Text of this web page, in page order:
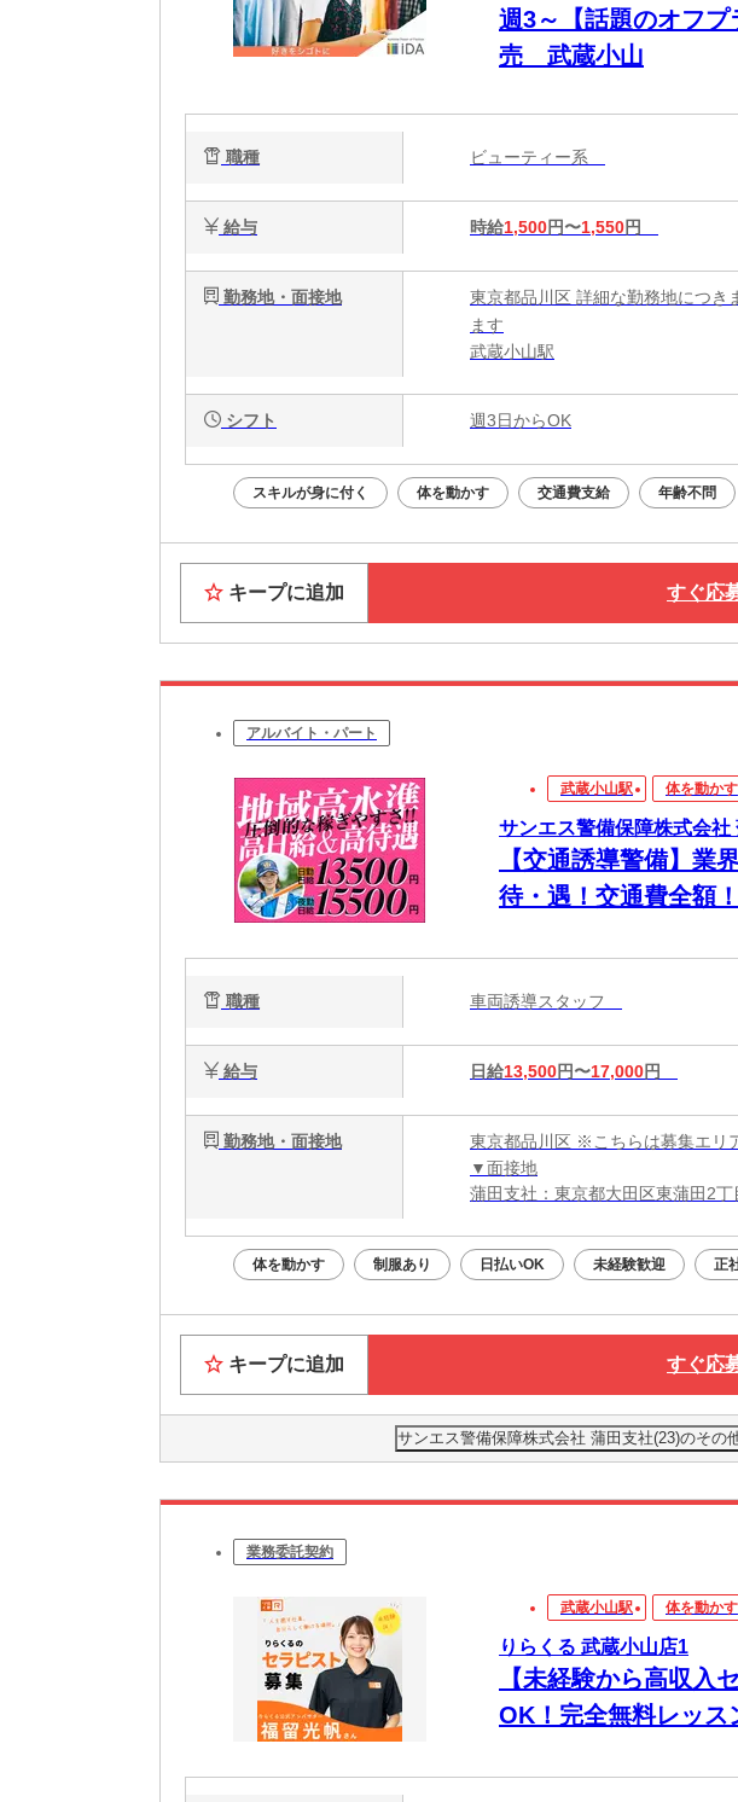
週3～【話題のオフ
売 武蔵小山
職種 ビューティー系
給与 時給1,500円〜1,550円
勤務地・面接地
東京都品川区 詳細な勤務地につき
ます
武蔵小山駅
シフト 週3日からOK
スキルが身に付く 体を動かす 交通費支給 年齢不問
キープに追加 すぐ応
アルバイト・パート
武蔵小山駅 体を動かす
サンエス警備保障株式会社
【交通誘導警備】業
待・遇！交通費全額
職種 車両誘導スタッフ
給与 日給13,500円〜17,000円
勤務地・面接地
東京都品川区 ※こちらは募集エリ
▼面接地
蒲田支社：東京都大田区東蒲田2
体を動かす 制服あり 日払いOK 未経験歓迎 正
キープに追加 すぐ応
サンエス警備保障株式会社 蒲田支社(23)のその
業務委託契約
武蔵小山駅 体を動かす
りらくる 武蔵小山店1
【未経験から高収入
OK！完全無料レッス
週20時間以上入店で